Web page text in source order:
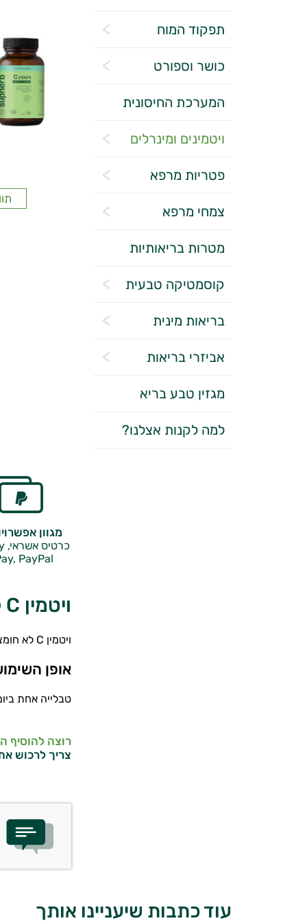
תפקוד המוח
כושר וספורט
המערכת החיסונית
ויטמינים ומינרלים
פטריות מרפא
צמחי מרפא
מטרות בריאותיות
קוסמטיקה טבעית
בריאות מינית
אביזרי בריאות
מגזין טבע בריא
למה לקנות אצלנו?
מגוון
כרטיס אשראי, Google Pay,
PayPal
ויטמין C לא חומצי 1000 מ"ג של סופהרב
ויטמין C לא חומצי במינון 1000 מ"ג, בתוספת ביופלבנואידים מהדרים, רוטין, פקעות ורדים ותמצית אסרולה.
אופן
טבלייה אחת
רוצה להוסיף
צריך לרכוש
עוד כתבות שיעניינו אותך